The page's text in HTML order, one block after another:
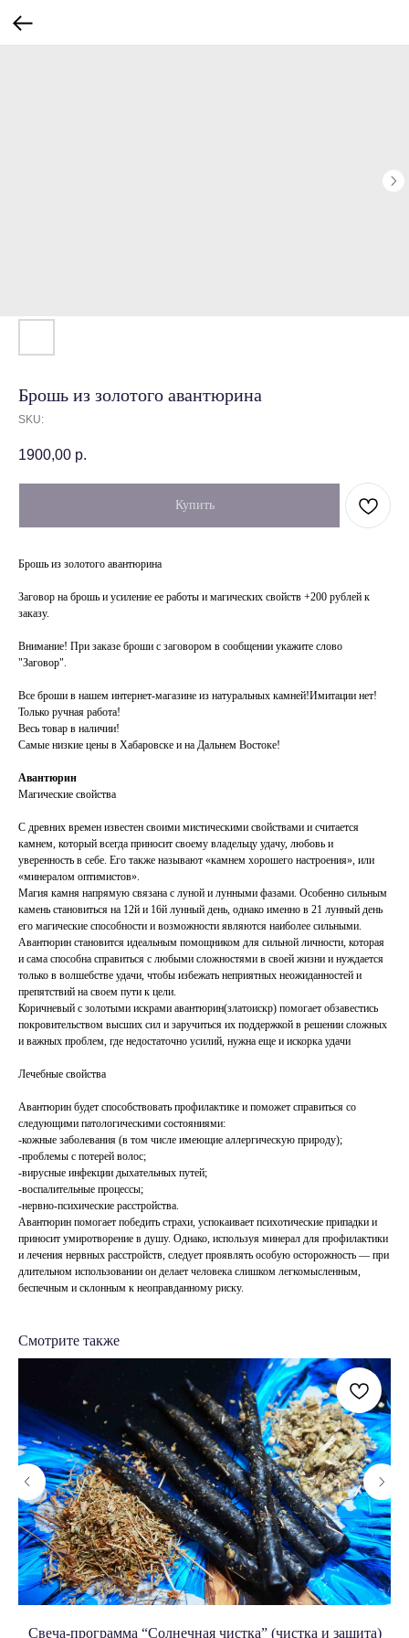
Брошь из золотого авантюрина
SKU:
1900,00 р.
Купить
Брошь из золотого авантюрина
Заговор на брошь и усиление ее работы и магических свойств +200 рублей к
заказу.
Внимание! При заказе броши с заговором в сообщении укажите слово
"Заговор".
Все броши в нашем интернет-магазине из натуральных камней!Имитации нет!
Только ручная работа!
Весь товар в наличии!
Самые низкие цены в Хабаровске и на Дальнем Востоке!
Авантюрин
Магические свойства
С древних времен известен своими мистическими свойствами и считается
камнем, который всегда приносит своему владельцу удачу, любовь и
уверенность в себе. Его также называют «камнем хорошего настроения», или
«минералом оптимистов».
Магия камня напрямую связана с луной и лунными фазами. Особенно сильным
камень становиться на 12й и 16й лунный день, однако именно в 21 лунный день
его магические способности и возможности являются наиболее сильными.
Авантюрин становится идеальным помощником для сильной личности, которая
и сама способна справиться с любыми сложностями в своей жизни и нуждается
только в волшебстве удачи, чтобы избежать неприятных неожиданностей и
препятствий на своем пути к цели.
Коричневый с золотыми искрами авантюрин(златоискр) помогает обзавестись
покровительством высших сил и заручиться их поддержкой в решении сложных
и важных проблем, где недостаточно усилий, нужна еще и искорка удачи
Лечебные свойства
Авантюрин будет способствовать профилактике и поможет справиться со
следующими патологическими состояниями:
-кожные заболевания (в том числе имеющие аллергическую природу);
-проблемы с потерей волос;
-вирусные инфекции дыхательных путей;
-воспалительные процессы;
-нервно-психические расстройства.
Авантюрин помогает победить страхи, успокаивает психотические припадки и
приносит умиротворение в душу. Однако, используя минерал для профилактики
и лечения нервных расстройств, следует проявлять особую осторожность — при
длительном использовании он делает человека слишком легкомысленным,
беспечным и склонным к неоправданному риску.
Смотрите также
Свеча-программа “Солнечная чистка” (чистка и защита)